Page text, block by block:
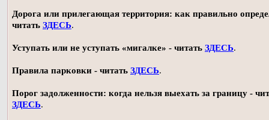
Дорога или прилегающая территория: как правильно
читать ЗДЕСЬ.
Уступать или не уступать «мигалке» - читать ЗДЕСЬ.
Правила парковки - читать ЗДЕСЬ.
Порог задолженности: когда нельзя выехать за границу -
ЗДЕСЬ.